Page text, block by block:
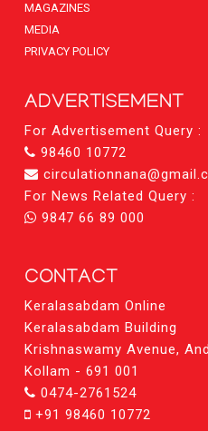
MAGAZINES
MEDIA
PRIVACY POLICY
ADVERTISEMENT
For Advertisement Query :
98460 10772
For News Related Query :
9847 66 89 000
CONTACT
Keralasabdam Online
Keralasabdam Building
Krishnaswamy Avenue,
Kollam - 691 001
0474-2761524
+91 98460 10772